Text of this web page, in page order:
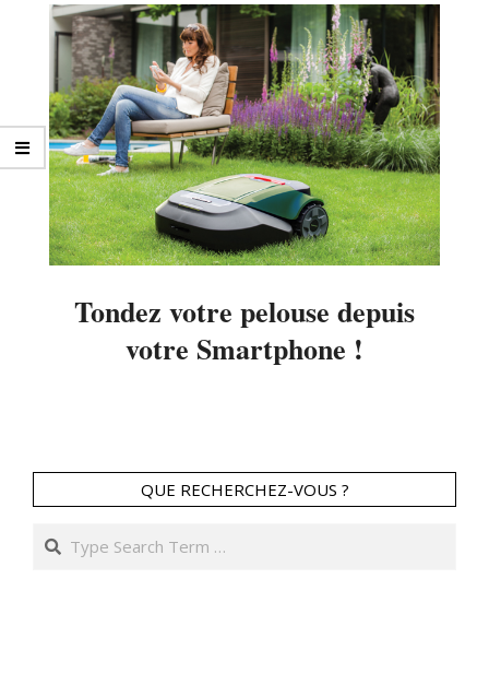
Tondez votre pelouse depuis
votre Smartphone !
QUE RECHERCHEZ-VOUS ?
Search